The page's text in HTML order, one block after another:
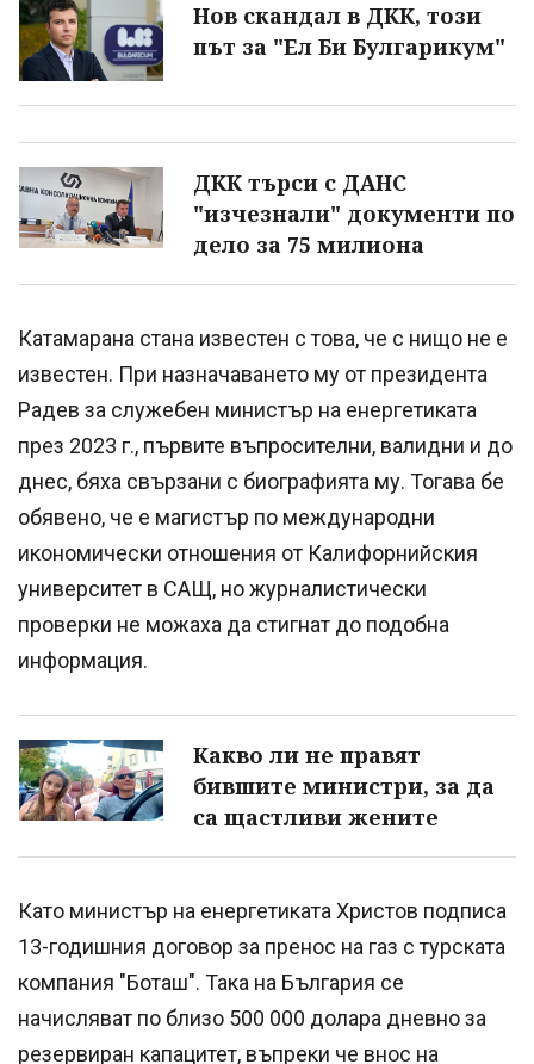
Нов скандал в ДКК, този
път за "Ел Би Булгарикум"
ДКК търси с ДАНС
"изчезнали" документи по
дело за 75 милиона
Катамарана стана известен с това, че с нищо не е
известен. При назначаването му от президента
Радев за служебен министър на енергетиката
през 2023 г., първите въпросителни, валидни и до
днес, бяха свързани с биографията му. Тогава бе
обявено, че е магистър по международни
икономически отношения от Калифорнийския
университет в САЩ, но журналистически
проверки не можаха да стигнат до подобна
информация.
Какво ли не правят
бившите министри, за да
са щастливи жените
Като министър на енергетиката Христов подписа
13-годишния договор за пренос на газ с турската
компания "Боташ". Така на България се
начисляват по близо 500 000 долара дневно за
резервиран капацитет, въпреки че внос на